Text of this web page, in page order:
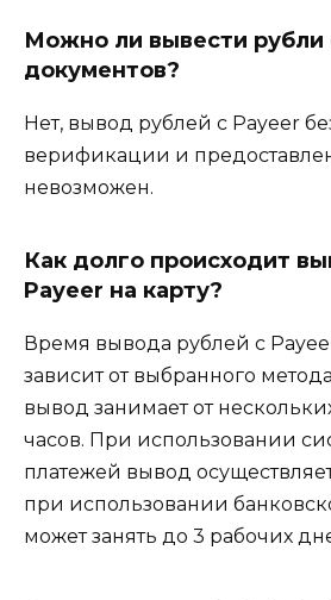
Можно ли вывести рубли
документов?
Нет, вывод рублей с Payeer
верификации и
невозможен.
Как долго происходит
Payeer на карту?
Время вывода рублей с
зависит от выбранного
вывод занимает от
часов. При использовании
платежей вывод
при использовании
может занять до 3 рабочих